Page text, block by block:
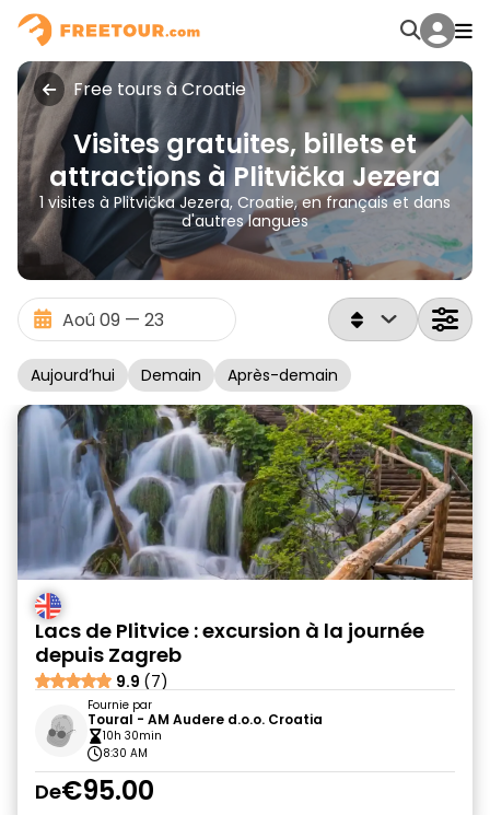
Free tours à Croatie
Visites gratuites, billets et
attractions à Plitvička Jezera
1 visites à Plitvička Jezera, Croatie, en français et dans
d'autres langues
Aujourd’hui Demain Après-demain
Lacs de Plitvice : excursion à la journée
depuis Zagreb
9.9 (7)
Fournie par
Toural - AM Audere d.o.o. Croatia
10h 30min
8:30 AM
De€95.00